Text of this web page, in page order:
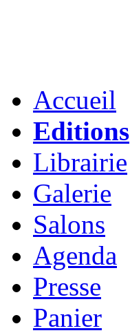
Accueil
Editions
Librairie
Galerie
Salons
Agenda
Presse
Panier